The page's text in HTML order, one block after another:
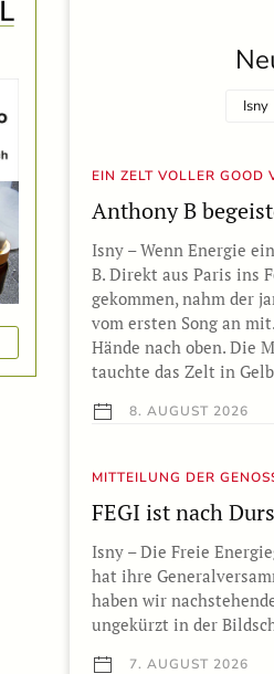
Isny
EIN ZELT VOLLER GOOD
Anthony B
Isny – Wenn Energie
B. Direkt aus Paris ins
gekommen, nahm der
vom ersten Song an
Hände nach oben. Die
tauchte das Zelt in
8. AUGUST 2026
MITTEILUNG DER
FEGI ist nach
Isny – Die Freie
hat ihre
haben wir
ungekürzt in der
7. AUGUST 2026